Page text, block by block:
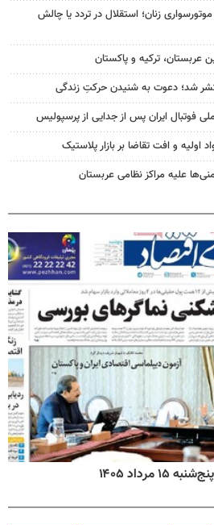
زنان؛ استقلال در تردد یا چالش
عربستان، ترکیه و پاکستان
شد؛ دعوت به شنیدن حرکتِ زندگی
فوتبال ایران پس از جدایی از پرسپولیس
اولیه و افت تقاضا بر بازار پلاستیک
علیه مراکز نظامی عربستان
۱۴۰۵